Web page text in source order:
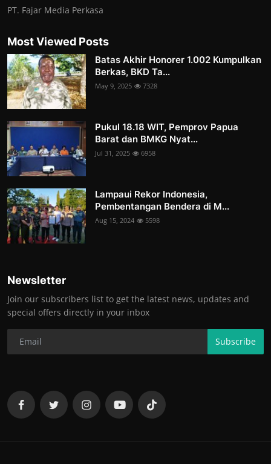
PT. Fajar Media Perkasa
Most Viewed Posts
Batas Akhir Honorer 1.002 Kumpulkan
Berkas, BKD Ta...
May 9, 2025 7328
Pukul 18.18 WIT, Pemprov Papua
Barat dan BMKG Nyat...
Jul 31, 2025 6958
Lampaui Rekor Indonesia,
Pembentangan Bendera di M...
Aug 15, 2024 5598
Newsletter
Join our subscribers list to get the latest news, updates and
special offers directly in your inbox
Subscribe